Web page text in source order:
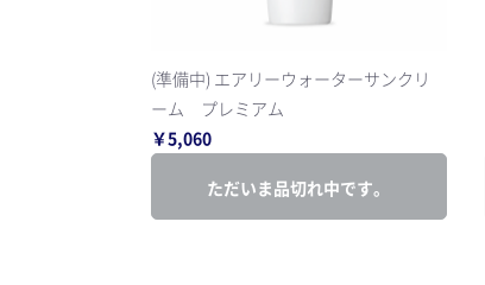
(準備中) エアリーウォーターサンクリ
ーム プレミアム
￥5,060
ただいま品切れ中です。